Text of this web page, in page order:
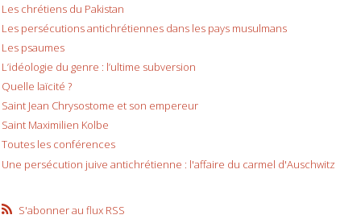
Les chrétiens du Pakistan
Les persécutions antichrétiennes dans les pays musulmans
Les psaumes
L’idéologie du genre : l’ultime subversion
Quelle laïcité ?
Saint Jean Chrysostome et son empereur
Saint Maximilien Kolbe
Toutes les conférences
Une persécution juive antichrétienne : l'affaire du carmel d'Auschwitz
S'abonner au flux RSS